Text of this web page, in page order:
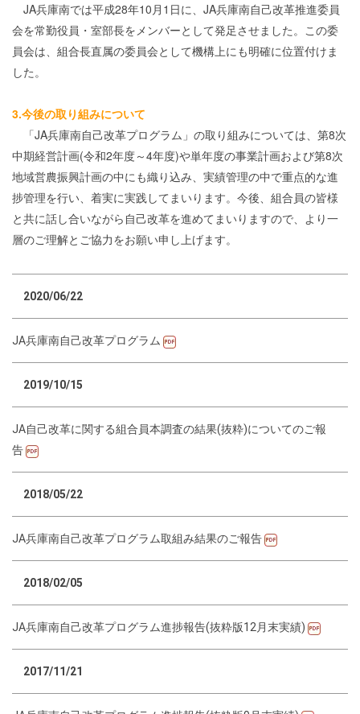
JA兵庫南では平成28年10月1日に、JA兵庫南自己改革推進委員
会を常勤役員・室部長をメンバーとして発足させました。この委
員会は、組合長直属の委員会として機構上にも明確に位置付けま
した。
3.今後の取り組みについて
「JA兵庫南自己改革プログラム」の取り組みについては、第8次
中期経営計画(令和2年度～4年度)や単年度の事業計画および第8次
地域営農振興計画の中にも織り込み、実績管理の中で重点的な進
捗管理を行い、着実に実践してまいります。今後、組合員の皆様
と共に話し合いながら自己改革を進めてまいりますので、より一
層のご理解とご協力をお願い申し上げます。
2020/06/22
JA兵庫南自己改革プログラム
2019/10/15
JA自己改革に関する組合員本調査の結果(抜粋)についてのご報
告
2018/05/22
JA兵庫南自己改革プログラム取組み結果のご報告
2018/02/05
JA兵庫南自己改革プログラム進捗報告(抜粋版12月末実績)
2017/11/21